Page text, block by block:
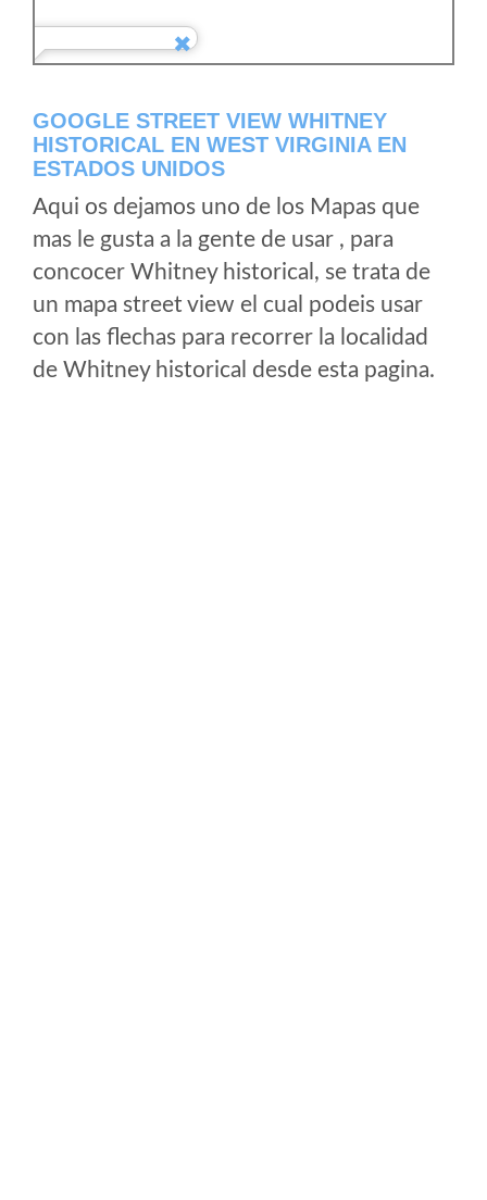
GOOGLE STREET VIEW WHITNEY
HISTORICAL EN WEST VIRGINIA EN
ESTADOS UNIDOS
Aqui os dejamos uno de los Mapas que
mas le gusta a la gente de usar , para
concocer Whitney historical, se trata de
un mapa street view el cual podeis usar
con las flechas para recorrer la localidad
de Whitney historical desde esta pagina.